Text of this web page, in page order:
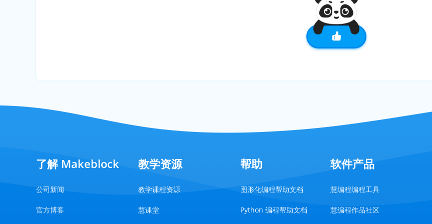
了解 Makeblock
公司新闻
官方博客
教学资源
教学课程资源
慧课堂
帮助
图形化编程帮助文档
Python 编程帮助文档
软件产品
慧编程编程工具
慧编程作品社区